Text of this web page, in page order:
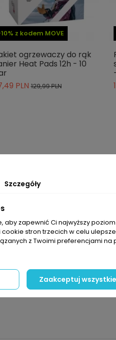
z kodem MOVE
ogrzewaczy do rąk
Heat Pads 12h - 10
PLN 129,99 PLN
Szczegóły
aby zapewnić Ci najwyższy
stron trzecich w celu
z Twoimi preferencjami na
Zaakceptuj wszystkie